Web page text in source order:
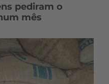
pediram o
mês